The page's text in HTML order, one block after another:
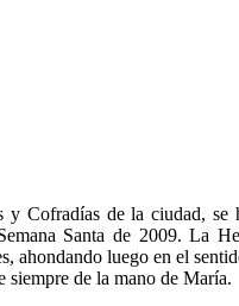
Cofradías de la ciudad,
Santa de 2009. La
ahondando luego en el
siempre de la mano de María.